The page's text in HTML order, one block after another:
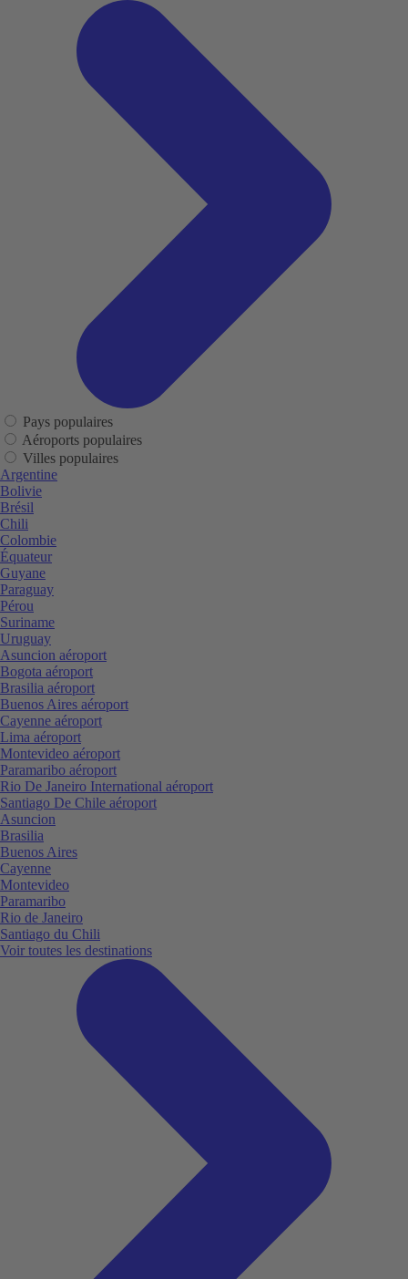
Pays populaires
Aéroports populaires
Villes populaires
Argentine
Bolivie
Brésil
Chili
Colombie
Équateur
Guyane
Paraguay
Pérou
Suriname
Uruguay
Asuncion aéroport
Bogota aéroport
Brasilia aéroport
Buenos Aires aéroport
Cayenne aéroport
Lima aéroport
Montevideo aéroport
Paramaribo aéroport
Rio De Janeiro International aéroport
Santiago De Chile aéroport
Asuncion
Brasilia
Buenos Aires
Cayenne
Montevideo
Paramaribo
Rio de Janeiro
Santiago du Chili
Voir toutes les destinations